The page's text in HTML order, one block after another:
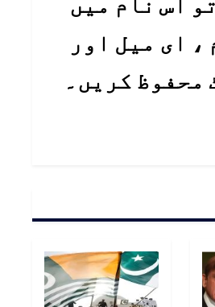
، ای میل اور
محفوظ کریں۔